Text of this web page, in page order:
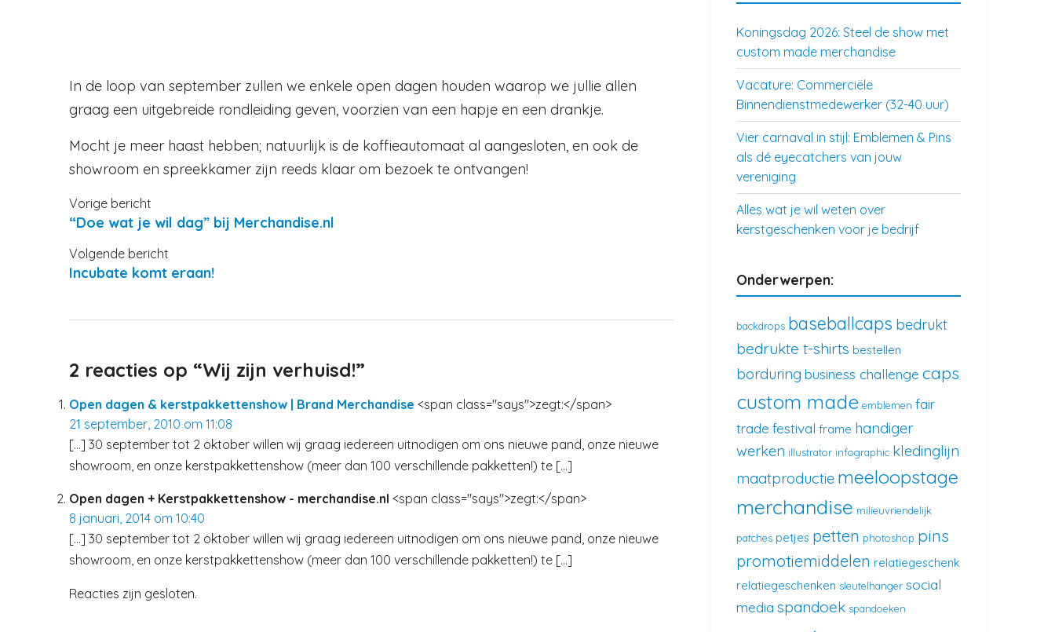
In de loop van september zullen we enkele open dagen houden waarop we jullie allen
graag een uitgebreide rondleiding geven, voorzien van een hapje en een drankje.
Mocht je meer haast hebben; natuurlijk is de koffieautomaat al aangesloten, en ook de
showroom en spreekkamer zijn reeds klaar om bezoek te ontvangen!
Vorige bericht
“Doe wat je wil dag” bij Merchandise.nl
Volgende bericht
Incubate komt eraan!
2 reacties op “Wij zijn verhuisd!”
Open dagen & kerstpakkettenshow | Brand Merchandise <span class="says">zegt:</span>
21 september, 2010 om 11:08
[…] 30 september tot 2 oktober willen wij graag iedereen uitnodigen om ons nieuwe pand, onze nieuwe
showroom, en onze kerstpakkettenshow (meer dan 100 verschillende pakketten!) te […]
Open dagen + Kerstpakkettenshow - merchandise.nl <span class="says">zegt:</span>
8 januari, 2014 om 10:40
[…] 30 september tot 2 oktober willen wij graag iedereen uitnodigen om ons nieuwe pand, onze nieuwe
showroom, en onze kerstpakkettenshow (meer dan 100 verschillende pakketten!) te […]
Reacties zijn gesloten.
Koningsdag 2026: Steel de show met
custom made merchandise
Vacature: Commerciële
Binnendienstmedewerker (32-40 uur)
Vier carnaval in stijl: Emblemen & Pins
als dé eyecatchers van jouw
vereniging
Alles wat je wil weten over
kerstgeschenken voor je bedrijf
Onderwerpen:
backdrops baseballcaps bedrukt
bedrukte t-shirts bestellen
borduring business challenge caps
custom made emblemen fair
trade festival frame handiger
werken illustrator infographic kledinglijn
maatproductie meeloopstage
merchandise milieuvriendelijk
patches petjes petten photoshop pins
promotiemiddelen relatiegeschenk
relatiegeschenken sleutelhanger social
media spandoek spandoeken